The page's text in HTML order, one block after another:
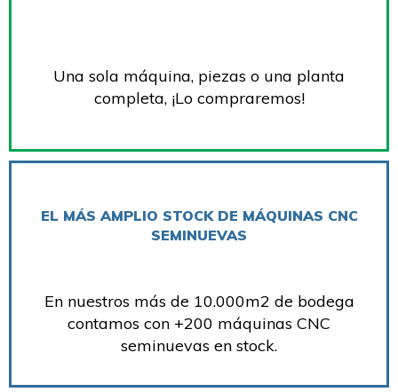
Una sola máquina, piezas o una planta
completa, ¡Lo compraremos!
EL MÁS AMPLIO STOCK DE MÁQUINAS CNC
SEMINUEVAS
En nuestros más de 10.000m2 de bodega
contamos con +200 máquinas CNC
seminuevas en stock.